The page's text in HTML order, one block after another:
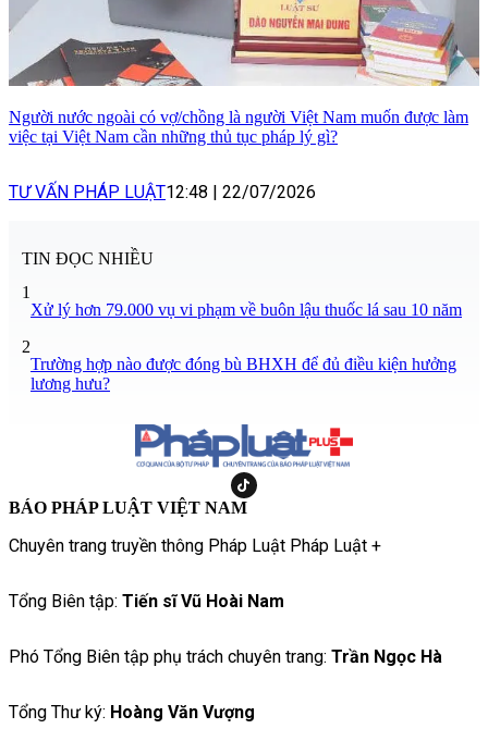
Người nước ngoài có vợ/chồng là người Việt Nam muốn được làm
việc tại Việt Nam cần những thủ tục pháp lý gì?
TƯ VẤN PHÁP LUẬT12:48 22/07/2026
TIN ĐỌC NHIỀU
1
Xử lý hơn 79.000 vụ vi phạm về buôn lậu thuốc lá sau 10 năm
2
Trường hợp nào được đóng bù BHXH để đủ điều kiện hưởng
lương hưu?
BÁO PHÁP LUẬT VIỆT NAM
Chuyên trang truyền thông Pháp Luật Pháp Luật +
Tổng Biên tập: Tiến sĩ Vũ Hoài Nam
Phó Tổng Biên tập phụ trách chuyên trang: Trần Ngọc Hà
Tổng Thư ký: Hoàng Văn Vượng